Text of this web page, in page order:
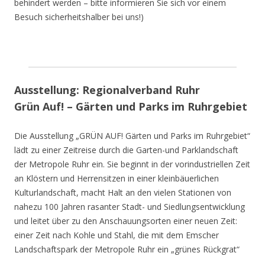
behindert werden – bitte informieren Sie sich vor einem
Besuch sicherheitshalber bei uns!)
Ausstellung: Regionalverband Ruhr
Grün Auf! – Gärten und Parks im Ruhrgebiet
Die Ausstellung „GRÜN AUF! Gärten und Parks im Ruhrgebiet“
lädt zu einer Zeitreise durch die Garten-und Parklandschaft
der Metropole Ruhr ein. Sie beginnt in der vorindustriellen Zeit
an Klöstern und Herrensitzen in einer kleinbäuerlichen
Kulturlandschaft, macht Halt an den vielen Stationen von
nahezu 100 Jahren rasanter Stadt- und Siedlungsentwicklung
und leitet über zu den Anschauungsorten einer neuen Zeit:
einer Zeit nach Kohle und Stahl, die mit dem Emscher
Landschaftspark der Metropole Ruhr ein „grünes Rückgrat“